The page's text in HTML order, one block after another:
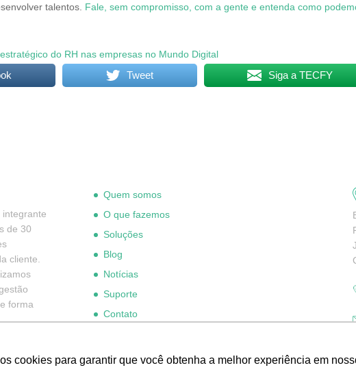
cookies para garantir que você obtenha a melhor experiência em
talentos. Fale, sem compromisso, com a gente e entenda como
do RH nas empresas no Mundo Digital
Tweet Siga a TECFY
de 30
cliente.
forma
Quem somos
O que fazemos
Soluções
Blog
Notícias
Suporte
Contato
Código de Ética Grupo Tecnoset